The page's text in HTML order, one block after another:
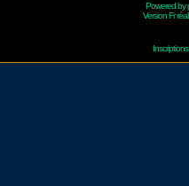
Powered by
Version Fr